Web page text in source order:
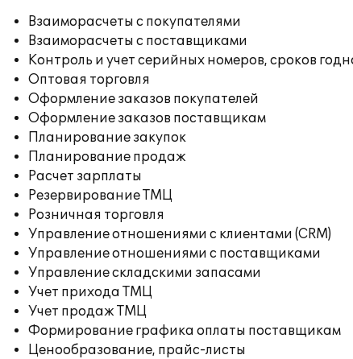
Взаиморасчеты с покупателями
Взаиморасчеты с поставщиками
Контроль и учет серийных номеров, сроков
Оптовая торговля
Оформление заказов покупателей
Оформление заказов поставщикам
Планирование закупок
Планирование продаж
Расчет зарплаты
Резервирование ТМЦ
Розничная торговля
Управление отношениями с клиентами (CRM)
Управление отношениями с поставщиками
Управление складскими запасами
Учет прихода ТМЦ
Учет продаж ТМЦ
Формирование графика оплаты поставщикам
Ценообразование, прайс-листы